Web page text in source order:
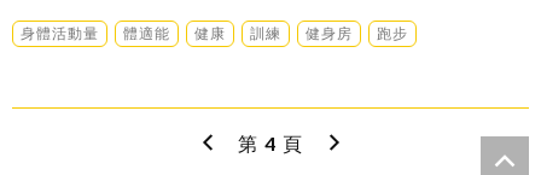
身體活動量 體適能 健康 訓練 健身房 跑步
第 4 頁